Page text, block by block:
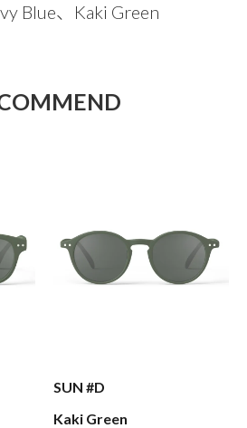
Blue、Kaki Green
SUN #D
Kaki Green